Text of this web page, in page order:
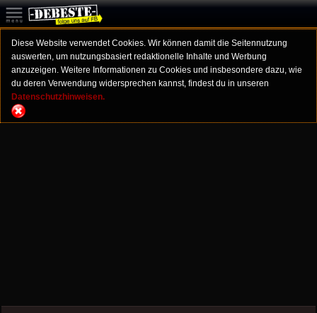
Diese Website verwendet Cookies. Wir können damit die Seitennutzung
auswerten, um nutzungsbasiert redaktionelle Inhalte und Werbung
anzuzeigen. Weitere Informationen zu Cookies und insbesondere dazu, wie
du deren Verwendung widersprechen kannst, findest du in unseren
Datenschutzhinweisen.